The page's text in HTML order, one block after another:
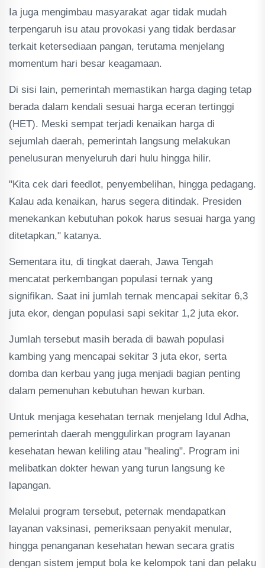
Ia juga mengimbau masyarakat agar tidak mudah
terpengaruh isu atau provokasi yang tidak berdasar
terkait ketersediaan pangan, terutama menjelang
momentum hari besar keagamaan.
Di sisi lain, pemerintah memastikan harga daging tetap
berada dalam kendali sesuai harga eceran tertinggi
(HET). Meski sempat terjadi kenaikan harga di
sejumlah daerah, pemerintah langsung melakukan
penelusuran menyeluruh dari hulu hingga hilir.
"Kita cek dari feedlot, penyembelihan, hingga pedagang.
Kalau ada kenaikan, harus segera ditindak. Presiden
menekankan kebutuhan pokok harus sesuai harga yang
ditetapkan," katanya.
Sementara itu, di tingkat daerah, Jawa Tengah
mencatat perkembangan populasi ternak yang
signifikan. Saat ini jumlah ternak mencapai sekitar 6,3
juta ekor, dengan populasi sapi sekitar 1,2 juta ekor.
Jumlah tersebut masih berada di bawah populasi
kambing yang mencapai sekitar 3 juta ekor, serta
domba dan kerbau yang juga menjadi bagian penting
dalam pemenuhan kebutuhan hewan kurban.
Untuk menjaga kesehatan ternak menjelang Idul Adha,
pemerintah daerah menggulirkan program layanan
kesehatan hewan keliling atau "healing". Program ini
melibatkan dokter hewan yang turun langsung ke
lapangan.
Melalui program tersebut, peternak mendapatkan
layanan vaksinasi, pemeriksaan penyakit menular,
hingga penanganan kesehatan hewan secara gratis
dengan sistem jemput bola ke kelompok tani dan pelaku